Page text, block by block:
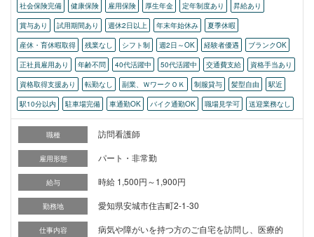
社会保険完備 健康保険 雇用保険 厚生年金 定年制度あり
昇給あり
賞与あり
試用期間あり 週休2日以上 年末年始休み
夏季休暇
産休・育休暇取得
残業なし シフト制 週2日～OK 経験者優遇
ブランクOK
正社員雇用あり
年齢不問 40代活躍中 50代活躍中 交通費支給
資格手当あり
資格取得支援あり
転勤なし 副業、ＷワークＯＫ 制服貸与 髪型自由
駅近
駅10分以内
駐車場完備 車通勤OK バイク通勤OK 職場見学可 送迎業務なし
職種 訪問看護師
雇用形態 パート・非常勤
給与 時給 1,500円～1,900円
勤務地 愛知県安城市住吉町2-1-30
仕事内容
病気や障がいを持つ方のご自宅を訪問し、医療的